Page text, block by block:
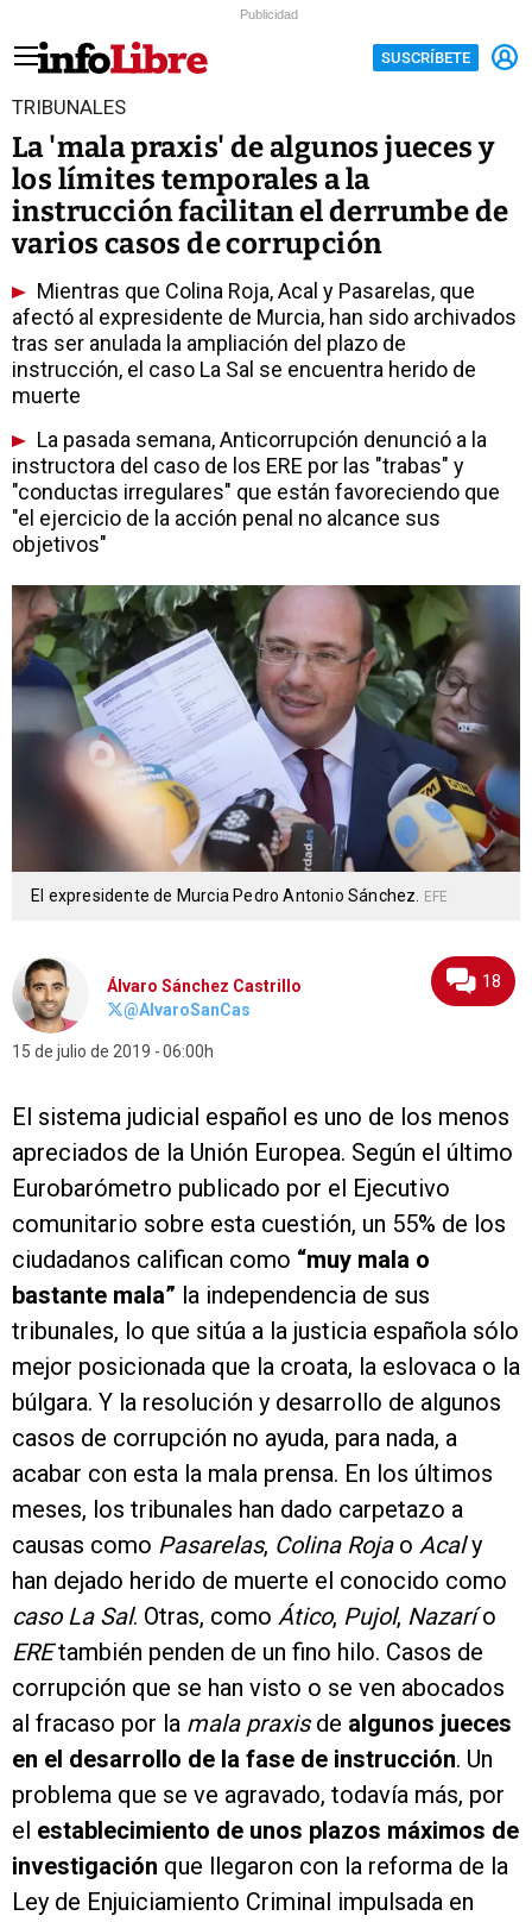
Publicidad
SUSCRÍBETE
TRIBUNALES
La 'mala praxis' de algunos jueces y
los límites temporales a la
instrucción facilitan el derrumbe de
varios casos de corrupción
Mientras que Colina Roja, Acal y Pasarelas, que
afectó al expresidente de Murcia, han sido archivados
tras ser anulada la ampliación del plazo de
instrucción, el caso La Sal se encuentra herido de
muerte
La pasada semana, Anticorrupción denunció a la
instructora del caso de los ERE por las "trabas" y
"conductas irregulares" que están favoreciendo que
"el ejercicio de la acción penal no alcance sus
objetivos"
El expresidente de Murcia Pedro Antonio Sánchez. EFE
Álvaro Sánchez Castrillo
@AlvaroSanCas
15 de julio de 2019 06:00h
18
El sistema judicial español es uno de los menos
apreciados de la Unión Europea. Según el último
Eurobarómetro publicado por el Ejecutivo
comunitario sobre esta cuestión, un 55% de los
ciudadanos califican como “muy mala o
bastante mala” la independencia de sus
tribunales, lo que sitúa a la justicia española sólo
mejor posicionada que la croata, la eslovaca o la
búlgara. Y la resolución y desarrollo de algunos
casos de corrupción no ayuda, para nada, a
acabar con esta la mala prensa. En los últimos
meses, los tribunales han dado carpetazo a
causas como Pasarelas, Colina Rojao Acaly
han dejado herido de muerte el conocido como
caso La Sal. Otras, como Ático, Pujol, Nazarío
EREtambién penden de un fino hilo. Casos de
corrupción que se han visto o se ven abocados
al fracaso por la mala praxisde algunos jueces
en el desarrollo de la fase de instrucción. Un
problema que se ve agravado, todavía más, por
el establecimiento de unos plazos máximos de
investigación que llegaron con la reforma de la
Ley de Enjuiciamiento Criminal impulsada en